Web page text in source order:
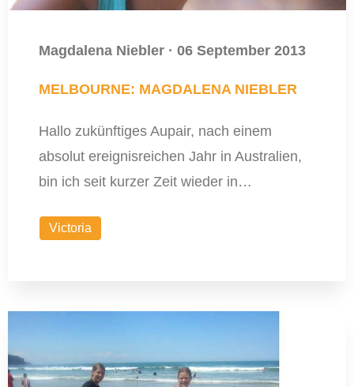
Magdalena Niebler · 06 September 2013
MELBOURNE: MAGDALENA NIEBLER
Hallo zukünftiges Aupair, nach einem
absolut ereignisreichen Jahr in Australien,
bin ich seit kurzer Zeit wieder in…
Victoria